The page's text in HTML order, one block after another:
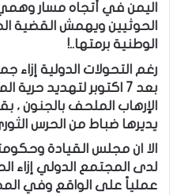
اليمن في أتجاه مسار
الحوثيين ويهمش القضية
الوطنية برمتها..!
رغم التحولات الدولية إزاء
بعد 7 اكتوبر لتهديد
الإرهاب الملحف بالجنون ،
يديرها ضباط من الحرس
الا ان مجلس القيادة
لدى المجتمع الدولي إزاء
عملياً على الواقع وفي